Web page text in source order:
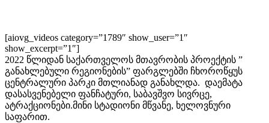
[aiovg_videos category=”1789″ show_user=”1″
show_excerpt=”1″]
2022 წლიდან საქართველოს მთავრობის პროექტის ”
განახლებული რეგიონების” ფარგლებში ჩხოროწყუს
ცენტრალური პარკი მთლიანად განახლდა. დაემატა
დასასვენებელი ფანჩატური, საბავშვო სივრცე,
ატრაქციონები.მინი სტადიონი მწვანე, ხელოვნური
საფარით.